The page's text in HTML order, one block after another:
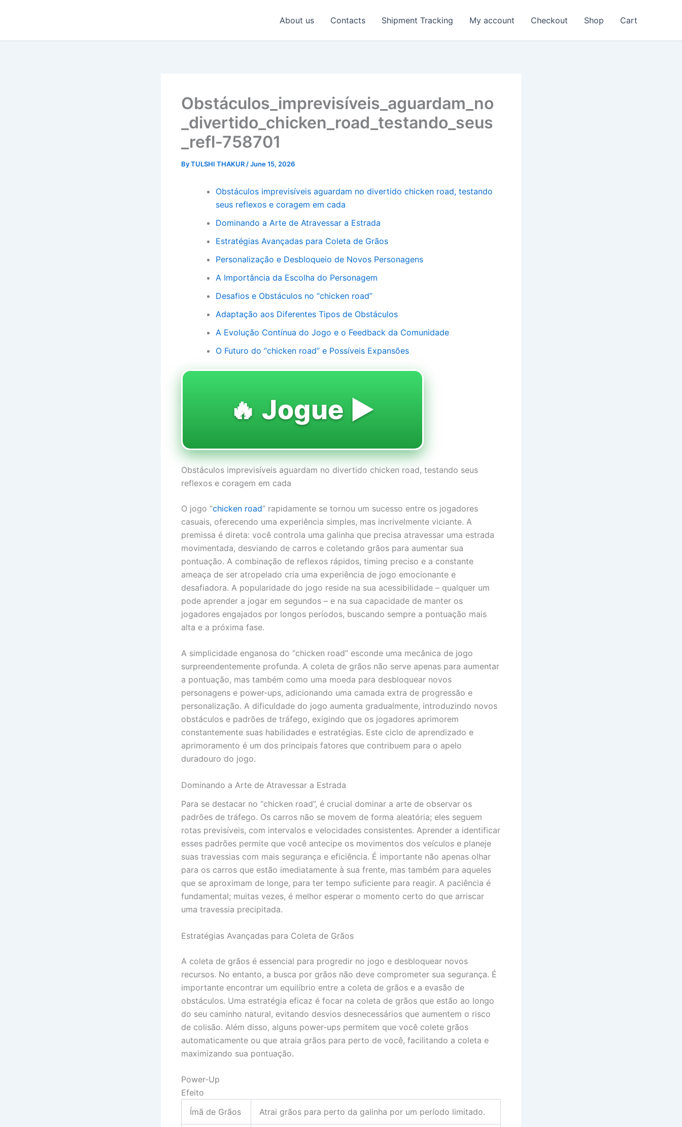
About us Contacts Shipment Tracking My account Checkout Shop Cart
Obstáculos_imprevisíveis_aguardam_no
_divertido_chicken_road_testando_seus
_refl-758701
ByTULSHI THAKUR /June 15, 2026
Obstáculos imprevisíveis aguardam no divertido chicken road, testando
seus reflexos e coragem em cada
Dominando a Arte de Atravessar a Estrada
Estratégias Avançadas para Coleta de Grãos
Personalização e Desbloqueio de Novos Personagens
A Importância da Escolha do Personagem
Desafios e Obstáculos no “chicken road”
Adaptação aos Diferentes Tipos de Obstáculos
A Evolução Contínua do Jogo e o Feedback da Comunidade
O Futuro do “chicken road” e Possíveis Expansões
🔥 Jogue ▶️
Obstáculos imprevisíveis aguardam no divertido chicken road, testando seus
reflexos e coragem em cada
O jogo “chicken road” rapidamente se tornou um sucesso entre os jogadores
casuais, oferecendo uma experiência simples, mas incrivelmente viciante. A
premissa é direta: você controla uma galinha que precisa atravessar uma estrada
movimentada, desviando de carros e coletando grãos para aumentar sua
pontuação. A combinação de reflexos rápidos, timing preciso e a constante
ameaça de ser atropelado cria uma experiência de jogo emocionante e
desafiadora. A popularidade do jogo reside na sua acessibilidade – qualquer um
pode aprender a jogar em segundos – e na sua capacidade de manter os
jogadores engajados por longos períodos, buscando sempre a pontuação mais
alta e a próxima fase.
A simplicidade enganosa do “chicken road” esconde uma mecânica de jogo
surpreendentemente profunda. A coleta de grãos não serve apenas para aumentar
a pontuação, mas também como uma moeda para desbloquear novos
personagens e power-ups, adicionando uma camada extra de progressão e
personalização. A dificuldade do jogo aumenta gradualmente, introduzindo novos
obstáculos e padrões de tráfego, exigindo que os jogadores aprimorem
constantemente suas habilidades e estratégias. Este ciclo de aprendizado e
aprimoramento é um dos principais fatores que contribuem para o apelo
duradouro do jogo.
Dominando a Arte de Atravessar a Estrada
Para se destacar no “chicken road”, é crucial dominar a arte de observar os
padrões de tráfego. Os carros não se movem de forma aleatória; eles seguem
rotas previsíveis, com intervalos e velocidades consistentes. Aprender a identificar
esses padrões permite que você antecipe os movimentos dos veículos e planeje
suas travessias com mais segurança e eficiência. É importante não apenas olhar
para os carros que estão imediatamente à sua frente, mas também para aqueles
que se aproximam de longe, para ter tempo suficiente para reagir. A paciência é
fundamental; muitas vezes, é melhor esperar o momento certo do que arriscar
uma travessia precipitada.
Estratégias Avançadas para Coleta de Grãos
A coleta de grãos é essencial para progredir no jogo e desbloquear novos
recursos. No entanto, a busca por grãos não deve comprometer sua segurança. É
importante encontrar um equilíbrio entre a coleta de grãos e a evasão de
obstáculos. Uma estratégia eficaz é focar na coleta de grãos que estão ao longo
do seu caminho natural, evitando desvios desnecessários que aumentem o risco
de colisão. Além disso, alguns power-ups permitem que você colete grãos
automaticamente ou que atraia grãos para perto de você, facilitando a coleta e
maximizando sua pontuação.
Power-Up
Efeito
Ímã de Grãos
Atrai grãos para perto da galinha por um período limitado.